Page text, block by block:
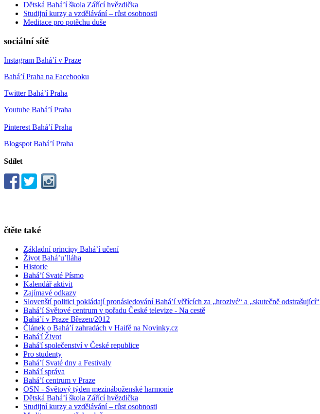
Dětská Bahá’í škola Zářící hvězdička
Studijní kurzy a vzdělávání – růst osobnosti
Meditace pro potěchu duše
sociální sítě
Instagram Bahá’í v Praze
Bahá’í Praha na Facebooku
Twitter Bahá’í Praha
Youtube Bahá’í Praha
Pinterest Bahá’í Praha
Blogspot Bahá’í Praha
Sdílet
čtěte také
Základní principy Bahá’í učení
Život Bahá’u’lláha
Historie
Bahá’í Svaté Písmo
Kalendář aktivit
Zajímavé odkazy
Slovenští politici pokládají pronásledování Bahá’í věřících za „hrozivé“ a „skutečně odstrašující“
Bahá’í Světové centrum v pořadu České televize - Na cestě
Bahá’í v Praze Březen/2012
Článek o Bahá’í zahradách v Haifě na Novinky.cz
Bahá'í Život
Bahá'í společenství v České republice
Pro studenty
Bahá’í Svaté dny a Festivaly
Bahá'í správa
Bahá’í centrum v Praze
OSN - Světový týden mezináboženské harmonie
Dětská Bahá’í škola Zářící hvězdička
Studijní kurzy a vzdělávání – růst osobnosti